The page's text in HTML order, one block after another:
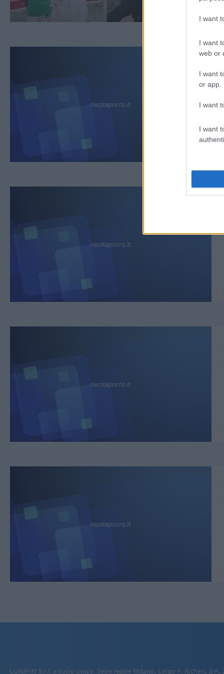
I want
I want
web or
I want
or app.
I want
I want
nicolaporro.it
nicolaporro.it
nicolaporro.it
nicolaporro.it
LUNIFIN S.r.l. a socio unico. Sede legale Milano, Largo F. Richini, 2/A,